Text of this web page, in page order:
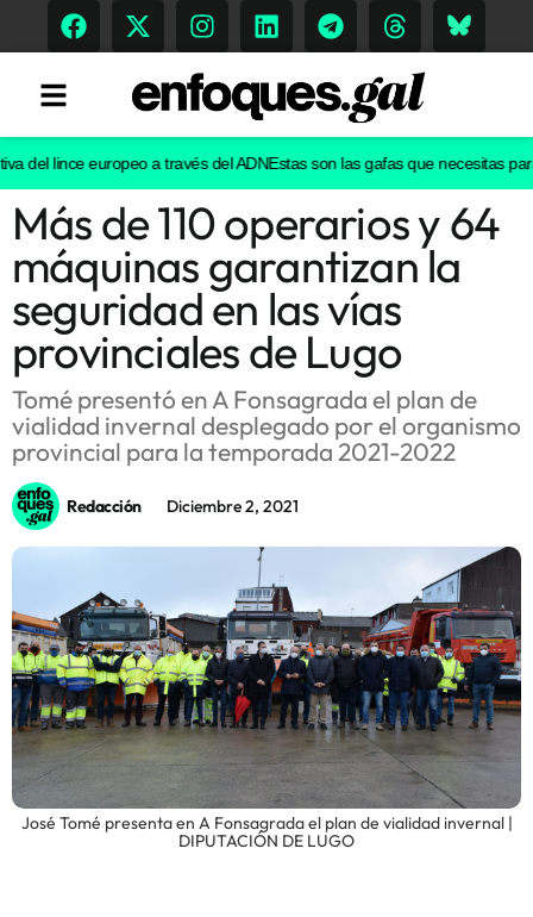
Tendencias
Memoria Histórica
Gastronomía
Escenarios
Sostenibilidad
lince europeo a través del ADNEstas son las gafas que necesitas para
Más de 110 operarios y 64
máquinas garantizan la
seguridad en las vías
provinciales de Lugo
Tomé presentó en A Fonsagrada el plan de
vialidad invernal desplegado por el organismo
provincial para la temporada 2021-2022
Redacción Diciembre 2, 2021
José Tomé presenta en A Fonsagrada el plan de vialidad invernal |
DIPUTACIÓN DE LUGO